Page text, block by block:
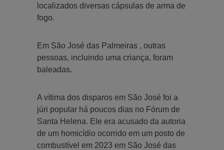
localizados diversas cápsulas de arma de
fogo.
Em São José das Palmeiras , outras
pessoas, incluindo uma criança, foram
baleadas.
A vítima dos disparos em São José foi a
júri popular há poucos dias no Fórum de
Santa Helena. Ele era acusado da autoria
de um homicídio ocorrido em um posto de
combustível em 2023 em São José das